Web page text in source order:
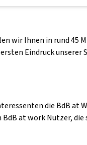
wir Ihnen in rund 45
Eindruck unserer
die BdB at
at work Nutzer,